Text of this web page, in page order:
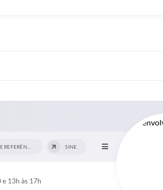
SINE
13h às 17h